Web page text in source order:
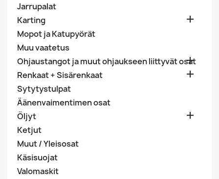
Jarrupalat
Karting

Mopot ja Katupyörät
Muu vaatetus
Ohjaustangot ja muut ohjaukseen liittyvät osat

Renkaat + Sisärenkaat 
Sytytystulpat
Äänenvaimentimen osat
Öljyt

Ketjut
Muut / Yleisosat
Käsisuojat
Valomaskit